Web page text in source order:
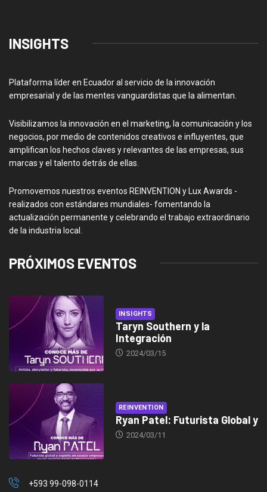
INSIGHTS
Plataforma líder en Ecuador al servicio de la innovación
empresarial y de las mentes vanguardistas que la alimentan.
Visibilizamos la innovación en el marketing, la comunicación y los
negocios, por medio de contenidos creativos e influyentes, que
amplifican los hechos claves y relevantes de las empresas, sus
marcas y el talento detrás de ellas.
Promovemos nuestros eventos REINVENTION y Lux Awards -
realizados con estándares mundiales- fomentando la
actualización permanente y celebrando el trabajo extraordinario
de la industria local.
PRÓXIMOS EVENTOS
INSIGHTS
Taryn Southern y la
Integración
2024/03/15
REINVENTION
Ryan Patel: Futurista Global y
2024/03/11
+593 99-098-0114